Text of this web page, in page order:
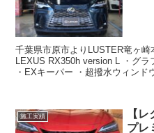
千葉県市原市よりLUSTER竜ヶ崎
LEXUS RX350h version L ・グ
・EXキーパー ・超撥水ウィン
施工実績
【
プレ